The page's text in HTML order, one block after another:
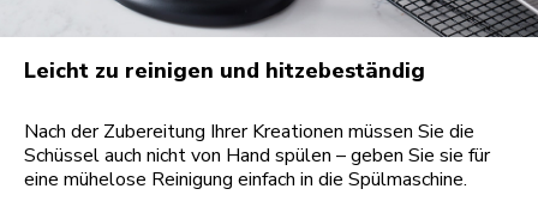
Leicht zu reinigen und hitzebeständig
Nach der Zubereitung Ihrer Kreationen müssen Sie die
Schüssel auch nicht von Hand spülen – geben Sie sie für
eine mühelose Reinigung einfach in die Spülmaschine.